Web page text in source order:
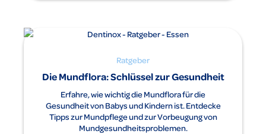
Ratgeber
Die Mundflora: Schlüssel zur Gesundheit
Erfahre, wie wichtig die Mundflora für die
Gesundheit von Babys und Kindern ist. Entdecke
Tipps zur Mundpflege und zur Vorbeugung von
Mundgesundheitsproblemen.